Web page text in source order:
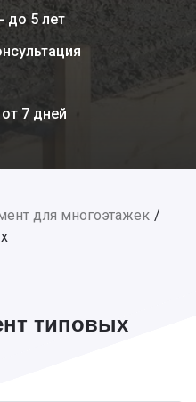
до 5 лет
7 дней
для многоэтажек
типовых